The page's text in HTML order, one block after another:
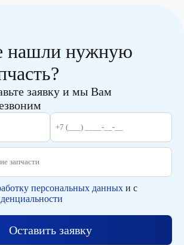
нашли нужную
заявку и мы Вам
персональных данных и с
Оставить заявку